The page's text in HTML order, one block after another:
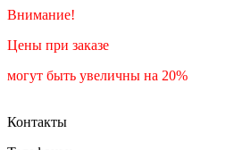
Внимание!
Цены при заказе
могут быть увеличны на 20%
Контакты